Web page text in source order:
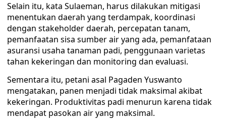
Selain itu, kata Sulaeman, harus dilakukan mitigasi
menentukan daerah yang terdampak, koordinasi
dengan stakeholder daerah, percepatan tanam,
pemanfaatan sisa sumber air yang ada, pemanfataan
asuransi usaha tanaman padi, penggunaan varietas
tahan kekeringan dan monitoring dan evaluasi.
Sementara itu, petani asal Pagaden Yuswanto
mengatakan, panen menjadi tidak maksimal akibat
kekeringan. Produktivitas padi menurun karena tidak
mendapat pasokan air yang maksimal.